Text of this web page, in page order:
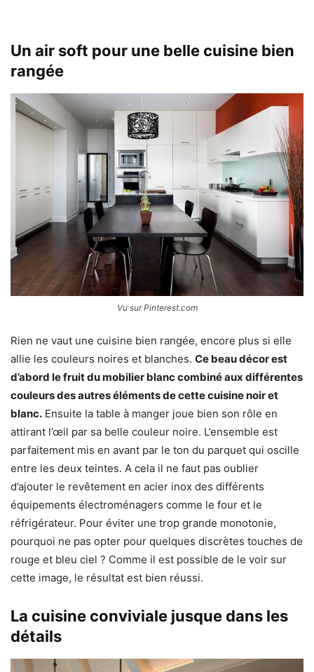
Un air soft pour une belle cuisine bien
rangée
Vu sur Pinterest.com
Rien ne vaut une cuisine bien rangée, encore plus si elle
allie les couleurs noires et blanches. Ce beau décor est
d’abord le fruit du mobilier blanc combiné aux différentes
couleurs des autres éléments de cette cuisine noir et
blanc. Ensuite la table à manger joue bien son rôle en
attirant l’œil par sa belle couleur noire. L’ensemble est
parfaitement mis en avant par le ton du parquet qui oscille
entre les deux teintes. A cela il ne faut pas oublier
d’ajouter le revêtement en acier inox des différents
équipements électroménagers comme le four et le
réfrigérateur. Pour éviter une trop grande monotonie,
pourquoi ne pas opter pour quelques discrètes touches de
rouge et bleu ciel ? Comme il est possible de le voir sur
cette image, le résultat est bien réussi.
La cuisine conviviale jusque dans les
détails